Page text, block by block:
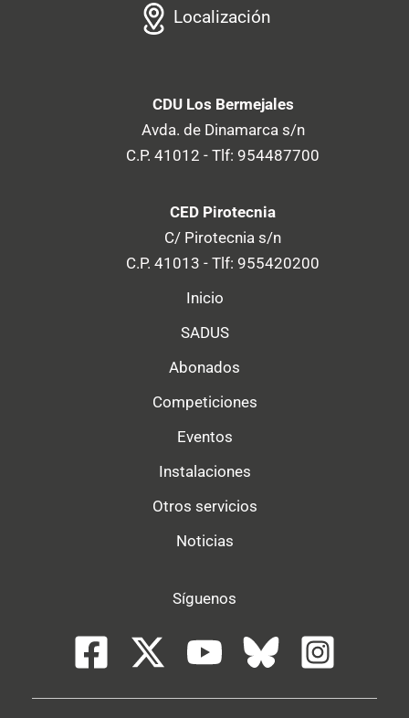
Localización
CDU Los Bermejales
Avda. de Dinamarca s/n
C.P. 41012 - Tlf: 954487700
CED Pirotecnia
C/ Pirotecnia s/n
C.P. 41013 - Tlf: 955420200
Inicio
SADUS
Abonados
Competiciones
Eventos
Instalaciones
Otros servicios
Noticias
Síguenos